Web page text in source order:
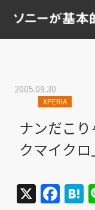
2005.09.30
XPERIA
ナンだこ
クマイクロ
X